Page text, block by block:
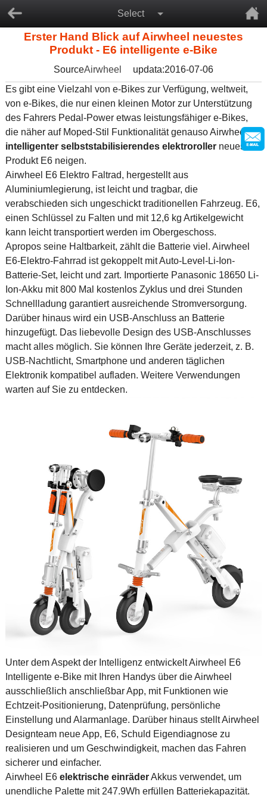
Select
Erster Hand Blick auf Airwheel neuestes
Produkt - E6 intelligente e-Bike
SourceAirwheel
updata:2016-07-06
Es gibt eine Vielzahl von e-Bikes zur Verfügung, weltweit,
von e-Bikes, die nur einen kleinen Motor zur Unterstützung
des Fahrers Pedal-Power etwas leistungsfähiger e-Bikes,
die näher auf Moped-Stil Funktionalität genauso Airwheel
intelligenter selbststabilisierendes elektroroller neuestes
Produkt E6 neigen.
Airwheel E6 Elektro Faltrad, hergestellt aus
Aluminiumlegierung, ist leicht und tragbar, die
verabschieden sich ungeschickt traditionellen Fahrzeug. E6,
einen Schlüssel zu Falten und mit 12,6 kg Artikelgewicht
kann leicht transportiert werden im Obergeschoss.
Apropos seine Haltbarkeit, zählt die Batterie viel. Airwheel
E6-Elektro-Fahrrad ist gekoppelt mit Auto-Level-Li-Ion-
Batterie-Set, leicht und zart. Importierte Panasonic 18650 Li-
Ion-Akku mit 800 Mal kostenlos Zyklus und drei Stunden
Schnellladung garantiert ausreichende Stromversorgung.
Darüber hinaus wird ein USB-Anschluss an Batterie
hinzugefügt. Das liebevolle Design des USB-Anschlusses
macht alles möglich. Sie können Ihre Geräte jederzeit, z. B.
USB-Nachtlicht, Smartphone und anderen täglichen
Elektronik kompatibel aufladen. Weitere Verwendungen
warten auf Sie zu entdecken.
Unter dem Aspekt der Intelligenz entwickelt Airwheel E6
Intelligente e-Bike mit Ihren Handys über die Airwheel
ausschließlich anschließbar App, mit Funktionen wie
Echtzeit-Positionierung, Datenprüfung, persönliche
Einstellung und Alarmanlage. Darüber hinaus stellt Airwheel
Designteam neue App, E6, Schuld Eigendiagnose zu
realisieren und um Geschwindigkeit, machen das Fahren
sicherer und einfacher.
Airwheel E6 elektrische einräderAkkus verwendet, um
unendliche Palette mit 247.9Wh erfüllen Batteriekapazität.